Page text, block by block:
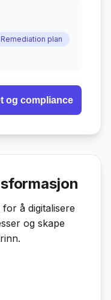
Remediation plan
og compliance
å digitalisere
og skape